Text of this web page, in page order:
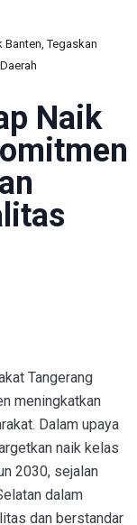
Banten, Tegaskan
Naik
Tangerang
meningkatkan
Dalam upaya
naik kelas
2030, sejalan
dalam
dan berstandar